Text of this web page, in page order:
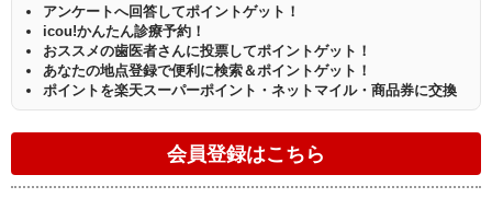
アンケートへ回答してポイントゲット！
icou!かんたん診療予約！
おススメの歯医者さんに投票してポイントゲット！
あなたの地点登録で便利に検索＆ポイントゲット！
ポイントを楽天スーパーポイント・ネットマイル・商品券に交換